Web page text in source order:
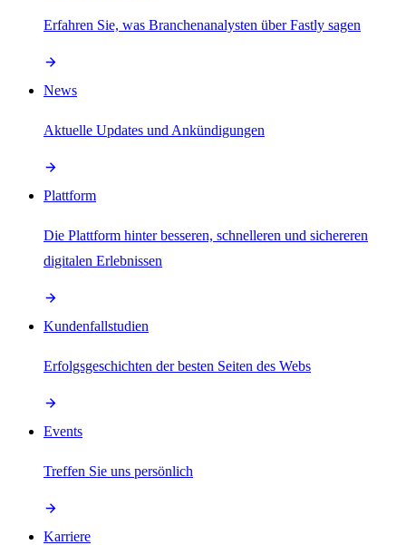
Erfahren Sie, was Branchenanalysten über Fastly sagen
News
Aktuelle Updates und Ankündigungen
Plattform
Die Plattform hinter besseren, schnelleren und sichereren
digitalen Erlebnissen
Kundenfallstudien
Erfolgsgeschichten der besten Seiten des Webs
Events
Treffen Sie uns persönlich
Karriere